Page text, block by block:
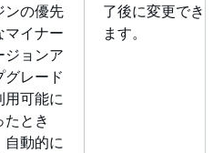
ンの優先
マイナー
ジョンア
グレード
用可能に
たとき
自動的に
了後に変更でき
ます。